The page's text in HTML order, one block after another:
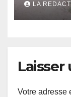
LA
Votre adresse